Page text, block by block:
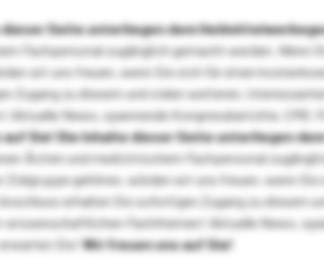
dieser Seite unterliegen dem
Fachpersonal zugänglich gemacht werden. Wenn
wir uns freuen, wenn Sie sich für einen
Zugang zu diesem und vielen weiteren,
Aktuelle News, spannende Kongressberichte,
Sie!Die Inhalte dieser Seite unterliegen
Ärzten und medizinischem Fachpersonal
Zielgruppe gehören, würden wir uns freuen, wenn
erhalten Sie sofortigen Zugang zu diesem
Fachthemen! Aktuelle News,
Sie!Wir freuen uns auf Sie!